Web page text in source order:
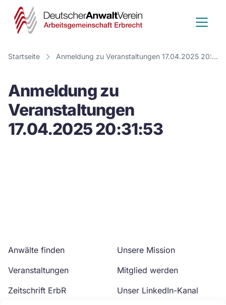
Deutscher
Anwalt
Verein
Startseite Anmeldung zu Veranstaltungen 17.04.2025 20:31:53
Anmeldung zu
Veranstaltungen
17.04.2025 20:31:53
Anwälte finden
Veranstaltungen
Zeitschrift ErbR
Unsere Mission
Mitglied werden
Unser LinkedIn-Kanal